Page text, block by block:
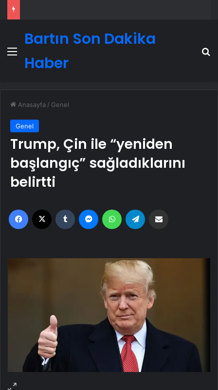
Menü
Bartın Son Dakika
Haber
Anasayfa / Genel
Genel
Trump, Çin ile “yeniden
başlangıç” sağladıklarını
belirtti
Facebook Tumblr MessengerWhatsApp